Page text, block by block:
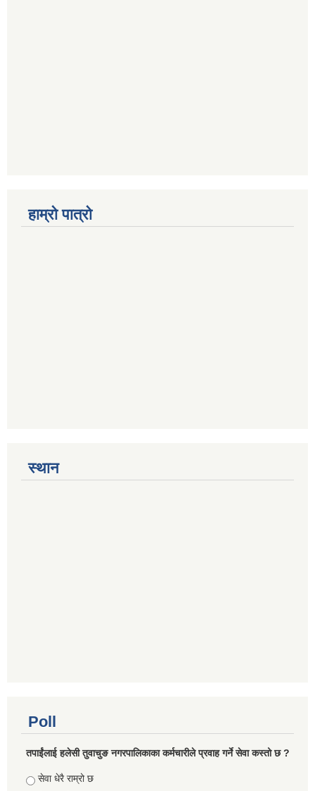
हाम्रो पात्रो
स्थान
Poll
तपाईंलाई हलेसी तुवाचुङ नगरपालिकाका कर्मचारीले प्रवाह गर्ने सेवा कस्तो छ ?
Choices
सेवा धेरै राम्रो छ